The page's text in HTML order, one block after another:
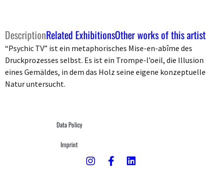
DescriptionRelated ExhibitionsOther works of this artist
“Psychic TV” ist ein metaphorisches Mise-en-abîme des
Druckprozesses selbst. Es ist ein Trompe-l’oeil, die Illusion
eines Gemäldes, in dem das Holz seine eigene konzeptuelle
Natur untersucht.
Data Policy
Imprint